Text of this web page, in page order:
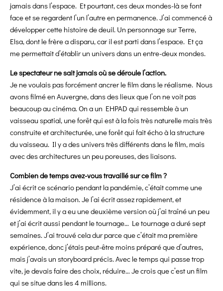
jamais dans l’espace. Et pourtant, ces deux mondes-là se font
face et se regardent l’un l’autre en permanence. J’ai commencé à
développer cette histoire de deuil. Un personnage sur Terre,
Elsa, dont le frère a disparu, car il est parti dans l’espace. Et ça
me permettait d’établir un univers dans un entre-deux mondes.
Le spectateur ne sait jamais où se déroule l’action.
Je ne voulais pas forcément ancrer le film dans le réalisme. Nous
avons filmé en Auvergne, dans des lieux que l’on ne voit pas
beaucoup au cinéma. On a un EHPAD qui ressemble à un
vaisseau spatial, une forêt qui est à la fois très naturelle mais très
construite et architecturée, une forêt qui fait écho à la structure
du vaisseau. Il y a des univers très différents dans le film, mais
avec des architectures un peu poreuses, des liaisons.
Combien de temps avez-vous travaillé sur ce film ?
J’ai écrit ce scénario pendant la pandémie, c’était comme une
résidence à la maison. Je l’ai écrit assez rapidement, et
évidemment, il y a eu une deuxième version où j’ai traîné un peu
et j’ai écrit aussi pendant le tournage… Le tournage a duré sept
semaines. J’ai trouvé cela dur parce que c’était ma première
expérience, donc j’étais peut-être moins préparé que d’autres,
mais j’avais un storyboard précis. Avec le temps qui passe trop
vite, je devais faire des choix, réduire… Je crois que c’est un film
qui se situe dans les 4 millions.